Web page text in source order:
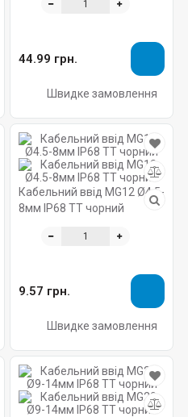
44.99 грн.
Швидке замовлення
Кабельний ввід MG12 Ø4.5-
8мм IP68 TT чорний
9.57 грн.
Швидке замовлення